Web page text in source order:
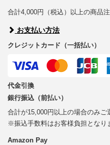
合計4,000円（税込）以上の商品
お支払い方法
クレジットカード（一括払い）
代金引換
銀行振込（前払い）
合計が15,000円以上の場合のみご
※振込手数料はお客様負担となり
Amazon Pay